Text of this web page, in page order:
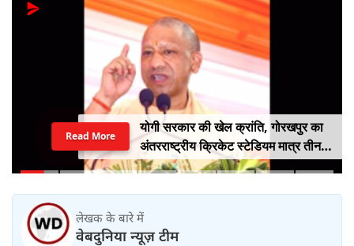
योगी सरकार की खेल क्रांति, गोरखपुर का
अंतरराष्ट्रीय क्रिकेट स्टेडियम मात्र तीन
महीने में लगभग 20% तैयार
Read More
लेखक के बारे में
वेबदुनिया न्यूज़ टीम